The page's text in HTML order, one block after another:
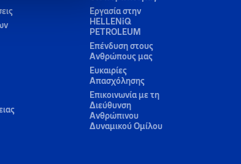
Εργασία στην
HELLENiQ
PETROLEUM
Επένδυση στους
Ανθρώπους μας
Ευκαιρίες
Απασχόλησης
Επικοινωνία με τη
Διεύθυνση
Ανθρώπινου
Δυναμικού Ομίλου